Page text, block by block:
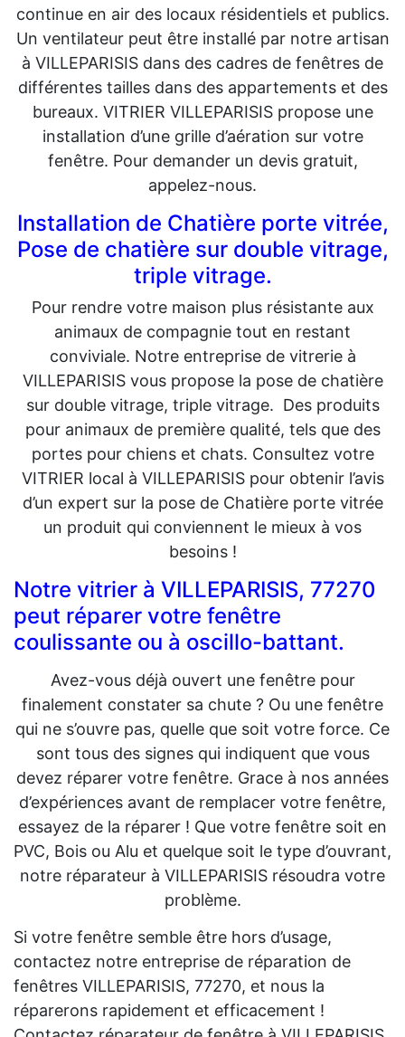
continue en air des locaux résidentiels et publics.
Un ventilateur peut être installé par notre artisan
à VILLEPARISIS dans des cadres de fenêtres de
différentes tailles dans des appartements et des
bureaux. VITRIER VILLEPARISIS propose une
installation d’une grille d’aération sur votre
fenêtre. Pour demander un devis gratuit,
appelez-nous.
Installation de Chatière porte vitrée,
Pose de chatière sur double vitrage,
triple vitrage.
Pour rendre votre maison plus résistante aux
animaux de compagnie tout en restant
conviviale. Notre entreprise de vitrerie à
VILLEPARISIS vous propose la pose de chatière
sur double vitrage, triple vitrage. Des produits
pour animaux de première qualité, tels que des
portes pour chiens et chats. Consultez votre
VITRIER local à VILLEPARISIS pour obtenir l’avis
d’un expert sur la pose de Chatière porte vitrée
un produit qui conviennent le mieux à vos
besoins !
Notre vitrier à VILLEPARISIS, 77270
peut réparer votre fenêtre
coulissante ou à oscillo-battant.
Avez-vous déjà ouvert une fenêtre pour
finalement constater sa chute ? Ou une fenêtre
qui ne s’ouvre pas, quelle que soit votre force. Ce
sont tous des signes qui indiquent que vous
devez réparer votre fenêtre. Grace à nos années
d’expériences avant de remplacer votre fenêtre,
essayez de la réparer ! Que votre fenêtre soit en
PVC, Bois ou Alu et quelque soit le type d’ouvrant,
notre réparateur à VILLEPARISIS résoudra votre
problème.
Si votre fenêtre semble être hors d’usage,
contactez notre entreprise de réparation de
fenêtres VILLEPARISIS, 77270, et nous la
réparerons rapidement et efficacement !